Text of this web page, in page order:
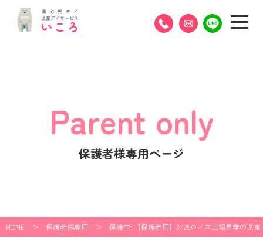
Parent only
保護者様専用ページ
HOME ＞ 保護者様専用 ＞ 保護中: 【保護者用】3/25ロイズ工場見学の児童